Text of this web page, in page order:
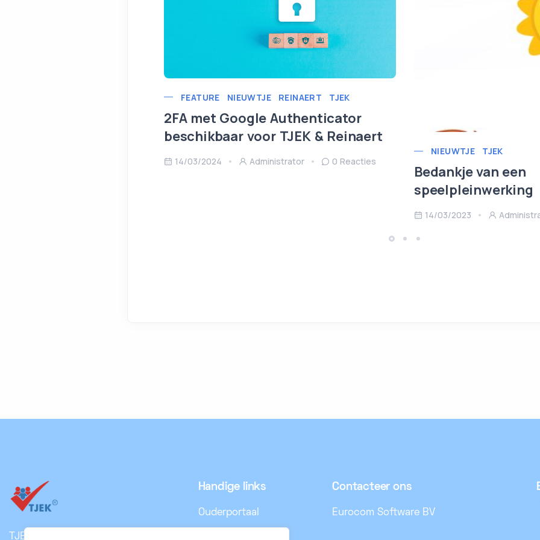
FEATURE NIEUWTJE REINAERT TJEK
2FA met Google Authenticator
beschikbaar voor TJEK & Reinaert
14/03/2024 Administrator 0 Reacties
NIEUWTJE TJEK
Bedankje van een
speelpleinwerking
14/03/2023
TJEK is een modern
Handige links
Ouderportaal
Contacteer ons
Eurocom Software BV